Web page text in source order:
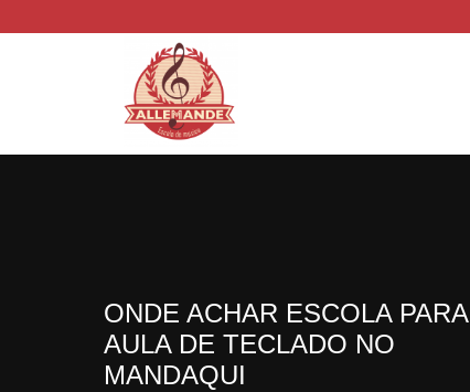
ONDE ACHAR ESCOLA PARA
AULA DE TECLADO NO
MANDAQUI